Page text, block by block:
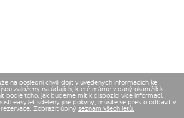
na poslední chvíli dojít v uvedených informacích ke
založeny na údajích, které máme v daný okamžik k
podle toho, jak budeme mít k dispozici více informací.
easyJet sděleny jiné pokyny, musíte se přesto odbavit v
Zobrazit úplný seznam všech letů.